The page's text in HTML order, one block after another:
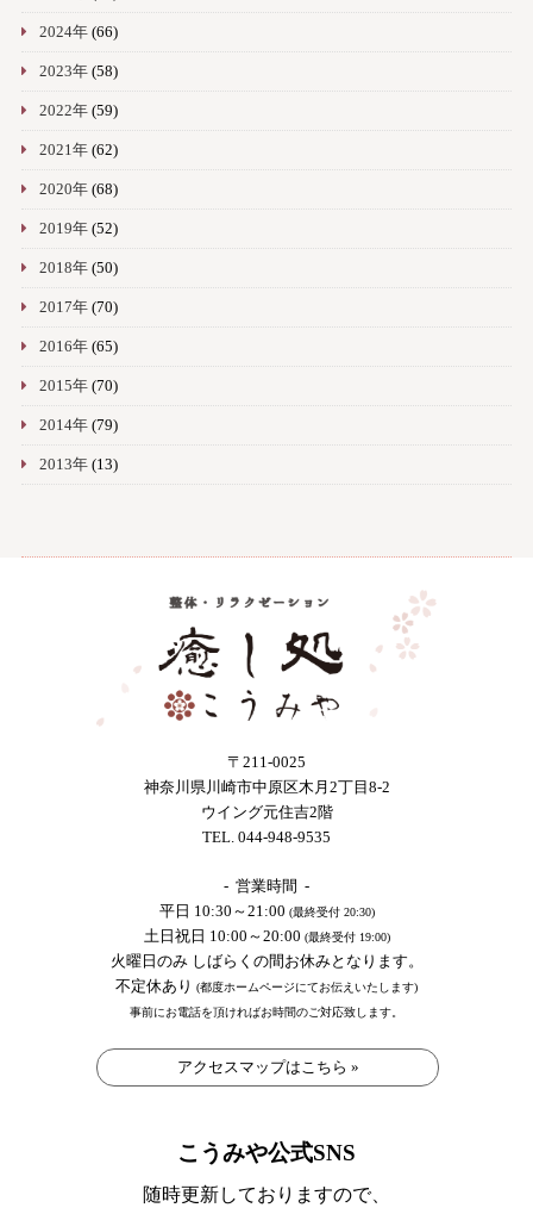
2024年(66)
2023年(58)
2022年(59)
2021年(62)
2020年(68)
2019年(52)
2018年(50)
2017年(70)
2016年(65)
2015年(70)
2014年(79)
2013年(13)
〒211-0025
神奈川県川崎市中原区木月2丁目8-2
ウイング元住吉2階
TEL. 044-948-9535
- 営業時間 -
平日 10:30～21:00 (最終受付 20:30)
土日祝日 10:00～20:00 (最終受付 19:00)
火曜日のみ しばらくの間お休みとなります。
不定休あり (都度ホームページにてお伝えいたします)
事前にお電話を頂ければお時間のご対応致します。
アクセスマップはこちら »
こうみや公式SNS
随時更新しておりますので、